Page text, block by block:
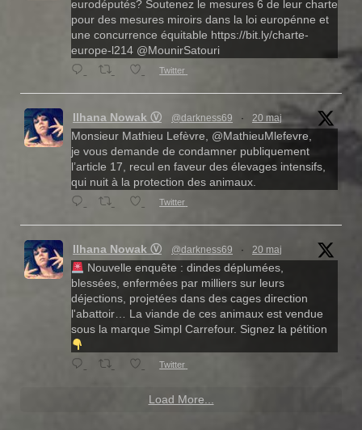
eurodéputés? Soutenez le mesures 6 de leur charte
pour des mesures miroirs dans la loi europénne et
une concurrence équitable https://bit.ly/charte-
europe-l214 @MounirSatouri
Twitter
Ilhana Nowak Ⓥ @darkness69 · 20 maj
Monsieur Mathieu Lefèvre, @MathieuMlefevre,
je vous demande de condamner publiquement
l’article 17, recul en faveur des élevages intensifs,
qui nuit à la protection des animaux.
Twitter
Ilhana Nowak Ⓥ @darkness69 · 20 maj
Nouvelle enquête : dindes déplumées,
blessées, enfermées par milliers sur leurs
déjections, projetées dans des cages direction
l'abattoir… La viande de ces animaux est vendue
sous la marque Simpl Carrefour. Signez la pétition
Twitter
Load More...